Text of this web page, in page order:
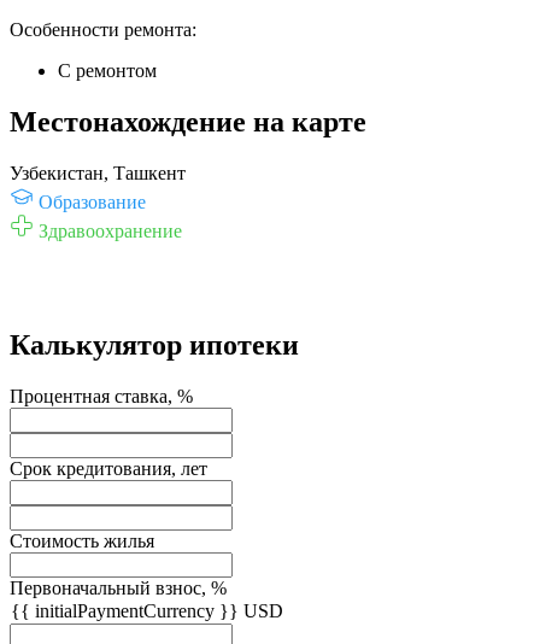
Особенности ремонта:
С ремонтом
Местонахождение на карте
Узбекистан, Ташкент
Образование
Здравоохранение
Калькулятор ипотеки
Процентная ставка, %
Срок кредитования, лет
Стоимость жилья
Первоначальный взнос, %
{{ initialPaymentCurrency }} USD